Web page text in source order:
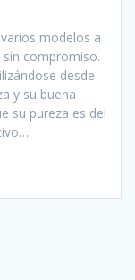
modelos a
compromiso.
desde
y su buena
su pureza es del